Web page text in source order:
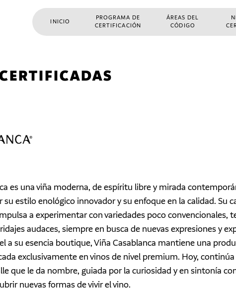
INICIO
PROGRAMA DE
CERTIFICACIÓN
ÁREAS DEL
CÓDIGO
es una viña moderna, de espíritu libre y mirada
su estilo enológico innovador y su enfoque en la calidad. Su
a experimentar con variedades poco convencionales,
audaces, siempre en busca de nuevas expresiones y
a su esencia boutique, Viña Casablanca mantiene una
exclusivamente en vinos de nivel premium. Hoy, continúa
que le da nombre, guiada por la curiosidad y en sintonía
nuevas formas de vivir el vino.